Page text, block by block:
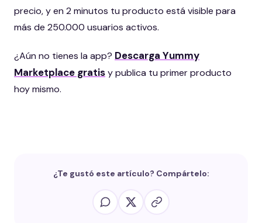
precio, y en 2 minutos tu producto está visible para
más de 250.000 usuarios activos.
¿Aún no tienes la app? Descarga Yummy
Marketplace gratisy publica tu primer producto
hoy mismo.
¿Te gustó este artículo? Compártelo: